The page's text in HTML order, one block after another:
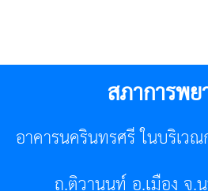
สภาการพ
อาคารนครินทรศรี ในบริเว